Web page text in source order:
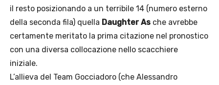
il resto posizionando a un terribile 14 (numero esterno
della seconda fila) quella Daughter As che avrebbe
certamente meritato la prima citazione nel pronostico
con una diversa collocazione nello scacchiere
iniziale.
L’allieva del Team Gocciadoro (che Alessandro